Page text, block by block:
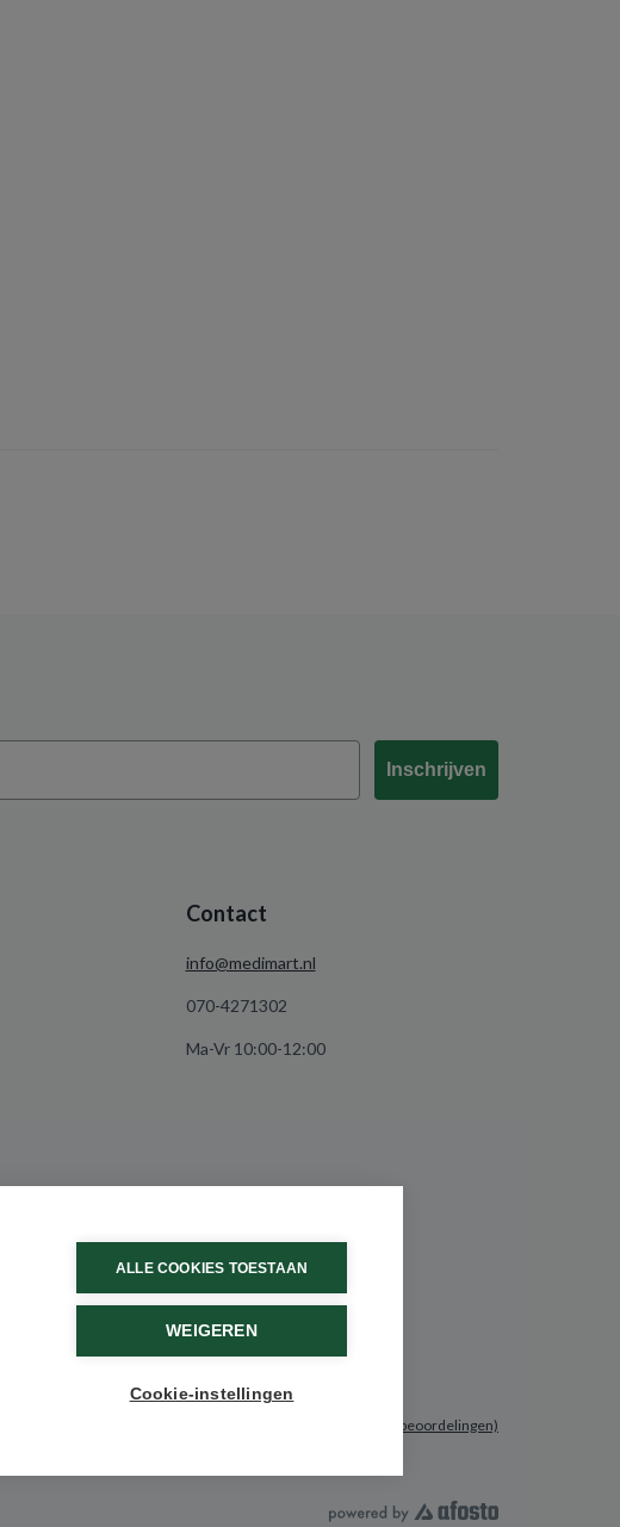
Inschrijven
Contact
info@medimart.nl
070-4271302
Ma-Vr 10:00-12:00
(531 beoordelingen)
ALLE COOKIES TOESTAAN
WEIGEREN
Cookie-instellingen